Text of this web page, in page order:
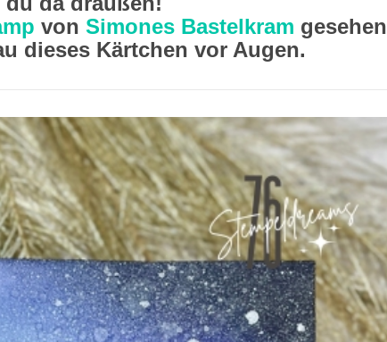
von Simones Bastelkram gesehen
dieses Kärtchen vor Augen.